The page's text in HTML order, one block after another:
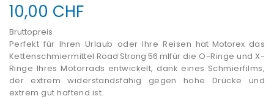
10,00 CHF
Bruttopreis
Perfekt für Ihren Urlaub oder Ihre Reisen hat Motorex das
Kettenschmiermittel Road Strong 56 mlfür die O-Ringe und X-
Ringe Ihres Motorrads entwickelt, dank eines Schmierfilms,
der extrem widerstandsfähig gegen hohe Drücke und
extrem gut haftend ist.